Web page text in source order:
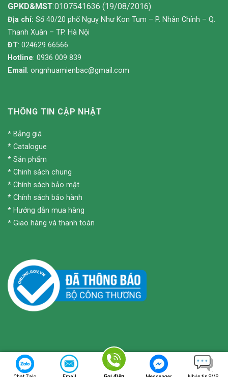
GPKD&MST:0107541636 (19/08/2016)
Địa chỉ: Số 40/20 phố Nguỵ Như Kon Tum – P. Nhân Chính – Q.
Thanh Xuân – TP. Hà Nội
ĐT: 024629 66566
Hotline: 0936 009 839
Email : ongnhuamienbac@gmail.com
THÔNG TIN CẬP NHẬT
* Bảng giá
* Catalogue
* Sản phẩm
* Chinh sách chung
* Chính sách bảo mật
* Chính sách bảo hành
* Hướng dẫn mua hàng
* Giao hàng và thanh toán
Copyright 2026 ©ongnhuamienbac.vn